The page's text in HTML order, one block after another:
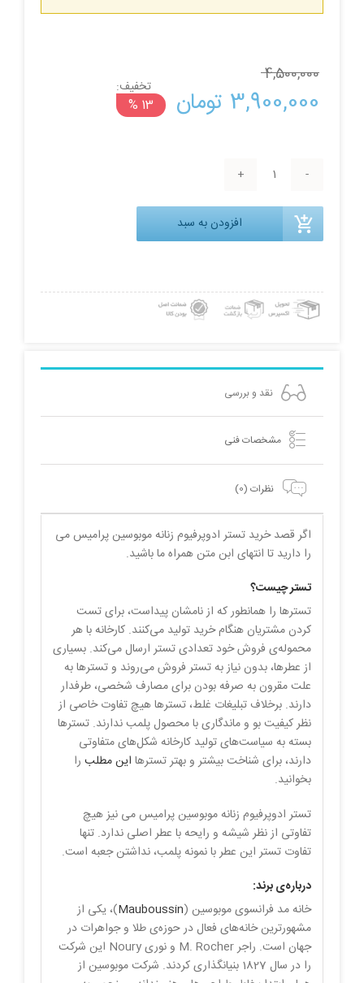
4,500,000
قیمت
بود.
3,900,000 تومان قیمتتخفیف:
13 %
تستر
موبوسین
حجم
90
افزودن به سبد
نقد و بررسی
مشخصات فنی
نظرات (0)
اگر قصد خرید تستر ادوپرفیوم زنانه موبوسین پرامیس می
را دارید تا انتهای ابن متن همراه ما باشید.
تستر چیست؟
تسترها را همانطور که از نامشان پیداست، برای تست‌
کردن مشتریان هنگام خرید تولید می‌کنند. کارخانه با هر
محموله‌ی فروش خود تعدادی تستر ارسال می‌کند. بسیاری
از عطرها، بدون نیاز به تستر فروش می‌روند و تسترها به
علت مقرون به صرفه بودن برای مصارف شخصی، طرفدار
دارند. برخلاف تبلیغات غلط، تسترها هیچ تفاوت خاصی از
نظر کیفیت بو و ماندگاری با محصول پلمب ندارند. تسترها
بسته به سیاست‌های تولید کارخانه شکل‌های متفاوتی
دارند، برای شناخت بیشتر و بهتر تسترها این مطلبرا
بخوانید.
تستر ادوپرفیوم زنانه موبوسین پرامیس می نیز هیچ
تفاوتی از نظر شیشه و رایحه با عطر اصلی ندارد. تنها
تفاوت تستر این عطر با نمونه پلمب، نداشتن جعبه است.
درباره‌ی برند:
خانه مد فرانسوی موبوسین (Mauboussin)، یکی از
مشهورترین خانه‌های فعال در حوزه‌ی طلا و جواهرات در
جهان است. راجر M. Rocher و نوری Noury این شرکت
را در سال 1827 بنیانگذاری کردند. شرکت موبوسین از